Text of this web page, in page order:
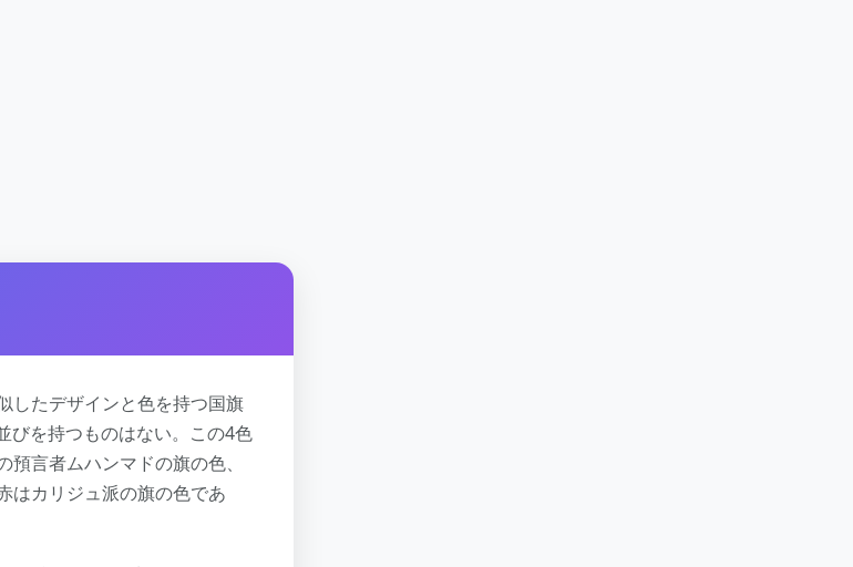
したデザインと色を持つ国旗
びを持つものはない。この4色
言者ムハンマドの旗の色、
はカリジュ派の旗の色であ